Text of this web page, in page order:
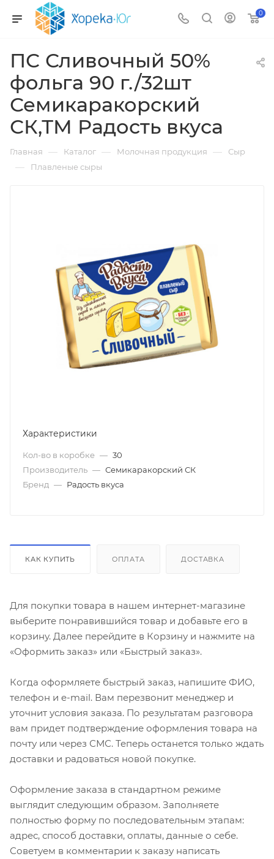
0
ПС Сливочный 50%
фольга 90 г./32шт
Семикаракорский
СК,ТМ Радость вкуса
Главная — Каталог — Молочная продукция — Сыр
— Плавленые сыры
Характеристики
Кол-во в коробке — 30
Производитель — Семикаракорский СК
Бренд — Радость вкуса
КАК КУПИТЬ ОПЛАТА ДОСТАВКА
Для покупки товара в нашем интернет-магазине
выберите понравившийся товар и добавьте его в
корзину. Далее перейдите в Корзину и нажмите на
«Оформить заказ» или «Быстрый заказ».
Когда оформляете быстрый заказ, напишите ФИО,
телефон и e-mail. Вам перезвонит менеджер и
уточнит условия заказа. По результатам разговора
вам придет подтверждение оформления товара на
почту или через СМС. Теперь останется только ждать
доставки и радоваться новой покупке.
Оформление заказа в стандартном режиме
выглядит следующим образом. Заполняете
полностью форму по последовательным этапам:
адрес, способ доставки, оплаты, данные о себе.
Советуем в комментарии к заказу написать